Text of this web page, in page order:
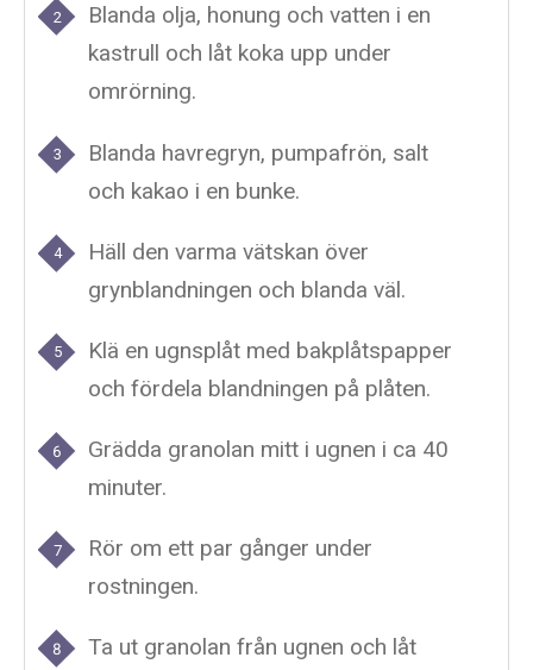
Blanda olja, honung och vatten i en
kastrull och låt koka upp under
omrörning.
Blanda havregryn, pumpafrön, salt
och kakao i en bunke.
Häll den varma vätskan över
grynblandningen och blanda väl.
Klä en ugnsplåt med bakplåtspapper
och fördela blandningen på plåten.
Grädda granolan mitt i ugnen i ca 40
minuter.
Rör om ett par gånger under
rostningen.
Ta ut granolan från ugnen och låt